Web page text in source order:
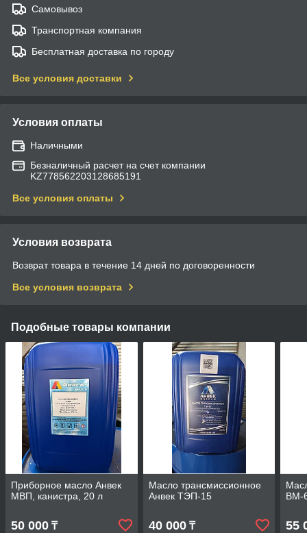
Самовывоз
Транспортная компания
Бесплатная доставка по городу
Все условия доставки
Условия оплаты
Наличными
Безналичный расчет на счет компании
KZ778562203128685191
Все условия оплаты
Условия возврата
Возврат товара в течение 14 дней по договоренности
Все условия возврата
Подобные товары компании
Приборное масло Анвек
МВП, канистра, 20 л
50 000 ₸
Масло трансмиссионное
Анвек ТЭП-15
40 000₸
ВМ-
55